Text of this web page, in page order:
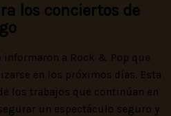
los conciertos de
informaron a Rock & Pop que
en los próximos días. Esta
los trabajos que continúan en
un espectáculo seguro y